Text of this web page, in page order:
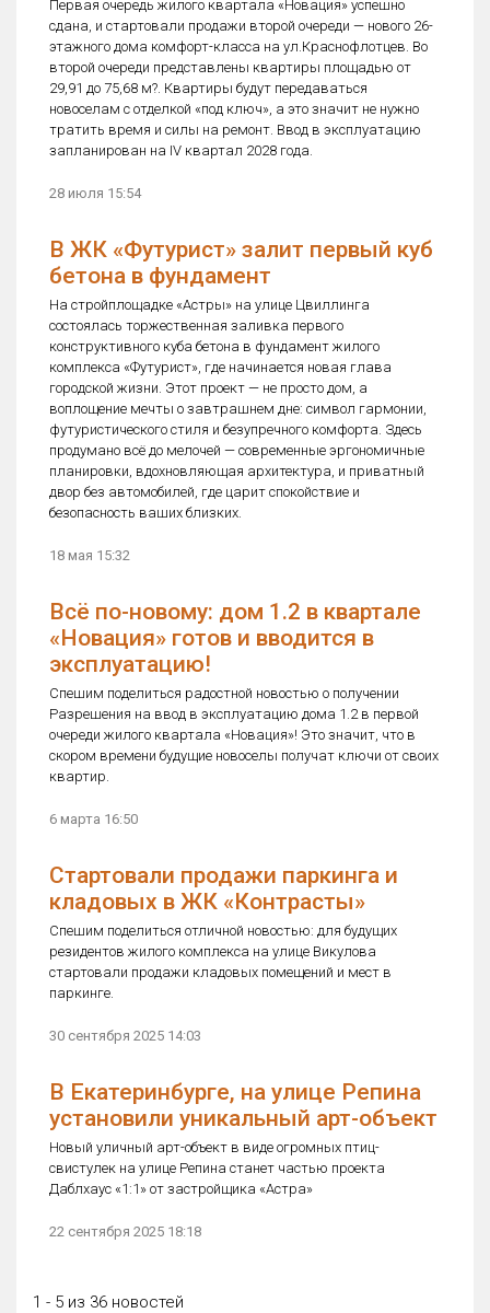
Первая очередь жилого квартала «Новация» успешно
сдана, и стартовали продажи второй очереди — нового 26-
этажного дома комфорт-класса на ул.Краснофлотцев. Во
второй очереди представлены квартиры площадью от
29,91 до 75,68 м?. Квартиры будут передаваться
новоселам с отделкой «под ключ», а это значит не нужно
тратить время и силы на ремонт. Ввод в эксплуатацию
запланирован на IV квартал 2028 года.
28 июля 15:54
В ЖК «Футурист» залит первый куб
бетона в фундамент
На стройплощадке «Астры» на улице Цвиллинга
состоялась торжественная заливка первого
конструктивного куба бетона в фундамент жилого
комплекса «Футурист», где начинается новая глава
городской жизни. Этот проект — не просто дом, а
воплощение мечты о завтрашнем дне: символ гармонии,
футуристического стиля и безупречного комфорта. Здесь
продумано всё до мелочей — современные эргономичные
планировки, вдохновляющая архитектура, и приватный
двор без автомобилей, где царит спокойствие и
безопасность ваших близких.
18 мая 15:32
Всё по-новому: дом 1.2 в квартале
«Новация» готов и вводится в
эксплуатацию!
Спешим поделиться радостной новостью о получении
Разрешения на ввод в эксплуатацию дома 1.2 в первой
очереди жилого квартала «Новация»! Это значит, что в
скором времени будущие новоселы получат ключи от своих
квартир.
6 марта 16:50
Стартовали продажи паркинга и
кладовых в ЖК «Контрасты»
Спешим поделиться отличной новостью: для будущих
резидентов жилого комплекса на улице Викулова
стартовали продажи кладовых помещений и мест в
паркинге.
30 сентября 2025 14:03
В Екатеринбурге, на улице Репина
установили уникальный арт-объект
Новый уличный арт-объект в виде огромных птиц-
свистулек на улице Репина станет частью проекта
Даблхаус «1:1» от застройщика «Астра»
22 сентября 2025 18:18
1 - 5 из 36 новостей